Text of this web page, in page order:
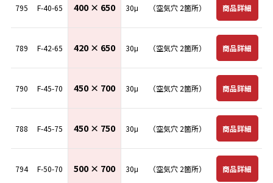
795 F-40-65 400 × 650 30μ （空気穴 2箇所） 商品詳細
789 F-42-65 420 × 650 30μ （空気穴 2箇所） 商品詳細
790 F-45-70 450 × 700 30μ （空気穴 2箇所） 商品詳細
788 F-45-75 450 × 750 30μ （空気穴 2箇所） 商品詳細
794 F-50-70 500 × 700 30μ （空気穴 2箇所） 商品詳細